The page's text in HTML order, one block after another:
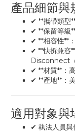
產品細節與
✔ **攜帶類型
✔ **保留等級
✔ **相容性**
✔ **快拆兼容
Disconnect
✔ **材質**：
✔ **產地**：
適用對象與
✔ 執法人員與